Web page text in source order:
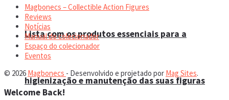
Lista com os produtos essenciais para a
higienização e manutenção das suas figuras
Magbonecs – Collectible Action Figures
Reviews
Notícias
Manual do colecionador
Espaço do colecionador
Eventos
© 2026 Magbonecs - Desenvolvido e projetado por Mag Sites.
Welcome Back!